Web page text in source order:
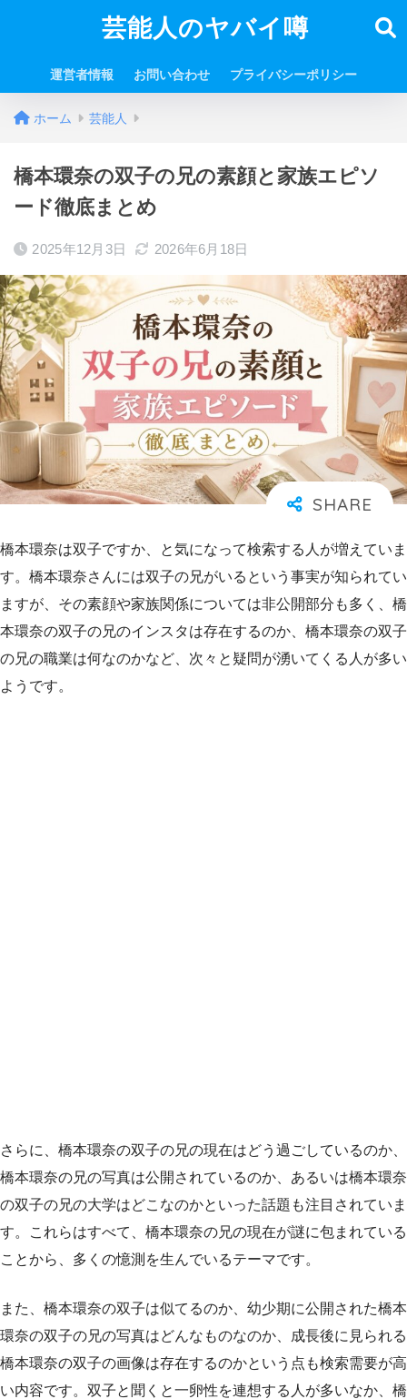
芸能人のヤバイ噂
運営者情報 お問い合わせ プライバシーポリシー
ホーム 芸能人
橋本環奈の双子の兄の素顔と家族エピソ
ード徹底まとめ
2025年12月3日 2026年6月18日
橋本環奈は双子ですか、と気になって検索する人が増えていま
す。橋本環奈さんには双子の兄がいるという事実が知られてい
ますが、その素顔や家族関係については非公開部分も多く、橋
本環奈の双子の兄のインスタは存在するのか、橋本環奈の双子
の兄の職業は何なのかなど、次々と疑問が湧いてくる人が多い
ようです。
さらに、橋本環奈の双子の兄の現在はどう過ごしているのか、
橋本環奈の兄の写真は公開されているのか、あるいは橋本環奈
の双子の兄の大学はどこなのかといった話題も注目されていま
す。これらはすべて、橋本環奈の兄の現在が謎に包まれている
ことから、多くの憶測を生んでいるテーマです。
また、橋本環奈の双子は似てるのか、幼少期に公開された橋本
環奈の双子の兄の写真はどんなものなのか、成長後に見られる
橋本環奈の双子の画像は存在するのかという点も検索需要が高
い内容です。双子と聞くと一卵性を連想する人が多いなか、橋